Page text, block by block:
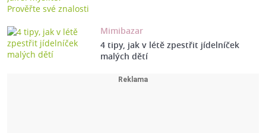
Mimibazar
4 tipy, jak v létě zpestřit jídelníček
malých dětí